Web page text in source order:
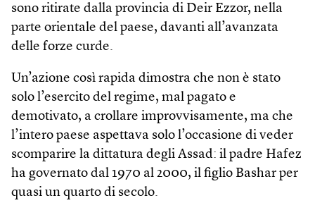
sono ritirate dalla provincia di Deir Ezzor, nella
parte orientale del paese, davanti all’avanzata
delle forze curde.
Un’azione così rapida dimostra che non è stato
solo l’esercito del regime, mal pagato e
demotivato, a crollare improvvisamente, ma che
l’intero paese aspettava solo l’occasione di veder
scomparire la dittatura degli Assad: il padre Hafez
ha governato dal 1970 al 2000, il figlio Bashar per
quasi un quarto di secolo.